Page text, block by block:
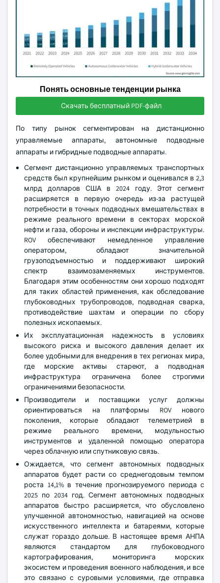
Понять основные тенденции рынка
Скачать бесплатный PDF-файл
По типу рынок сегментирован на дистанционно
управляемые аппараты, автономные подводные
аппараты и гибридные подводные аппараты.
Сегмент дистанционно управляемых транспортных
средств был крупнейшим рынком и оценивался в 2,3
млрд долларов США в 2024 году. Этот сегмент
расширяется в первую очередь из-за растущей
потребности в точных подводных вмешательствах в
режиме реального времени в секторах морской
нефти и газа, обороны и инспекции инфраструктуры.
ROV обеспечивают немедленное управление
оператором, обладают значительной
грузоподъемностью и поддерживают широкий
спектр взаимозаменяемых инструментов.
Благодаря этим особенностям они хорошо подходят
для таких областей применения, как обследование
глубоководных трубопроводов, подводная сварка,
противодействие шахтам и операции по сбору
полезных ископаемых.
Их эксплуатационная надежность в условиях
высокого риска и высокого давления делает их
более удобными для внедрения в тех регионах мира,
где морские активы стареют, а подводная
инфраструктура ограничена более строгими
ограничениями безопасности.
Производители и поставщики услуг должны
ориентироваться на платформы ROV нового
поколения, которые обладают телеметрией в
режиме реального времени, модульностью
инструментов и удаленной помощью оператора
через облачную или спутниковую связь.
Ожидается, что сегмент автономных подводных
аппаратов будет расти со среднегодовым темпом
роста 14,1% в течение прогнозируемого периода с
2025 по 2034 год. Сегмент автономных подводных
аппаратов быстро расширяется, что обусловлено
улучшенной автономностью, навигацией на основе
искусственного интеллекта и батареями, которые
служат гораздо дольше. В настоящее время АНПА
являются стандартом для глубоководного
картографирования, мониторинга морских
экосистем и проведения военного наблюдения, и все
это связано с суровыми условиями, где отправка